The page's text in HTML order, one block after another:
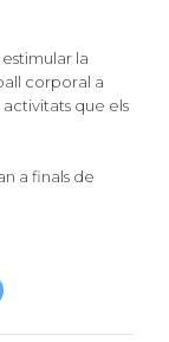
la
corporal a
que els
a finals de